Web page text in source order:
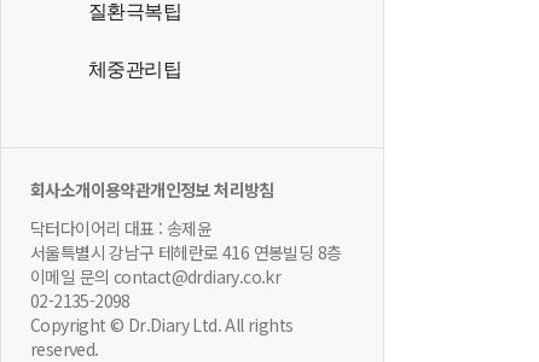
질환극복팁
체중관리팁
회사소개이용약관개인정보 처리방침
닥터다이어리 대표 : 송제윤
서울특별시 강남구 테헤란로 416 연봉빌딩 8층
이메일 문의 contact@drdiary.co.kr
02-2135-2098
Copyright © Dr.Diary Ltd. All rights
reserved.